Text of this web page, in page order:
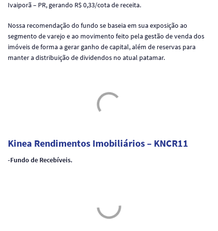
Ivaiporã – PR, gerando R$ 0,33/cota de receita.
Nossa recomendação do fundo se baseia em sua exposição ao
segmento de varejo e ao movimento feito pela gestão de venda dos
imóveis de forma a gerar ganho de capital, além de reservas para
manter a distribuição de dividendos no atual patamar.
Kinea Rendimentos Imobiliários – KNCR11
-Fundo de Recebíveis.